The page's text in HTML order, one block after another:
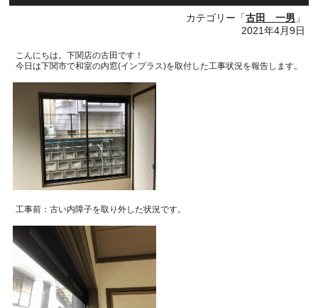
カテゴリー「古田 一男 」
2021年4月9日
こんにちは。下関店の古田です！
今日は下関市で和室の内窓(インプラス)を取付した工事状況を報告します。
工事前：古い内障子を取り外した状況です。